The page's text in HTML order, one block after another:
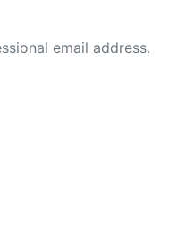
email address.